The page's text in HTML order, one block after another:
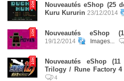
Nouveautés eShop (25
Kuru Kururin 23/12/2014
Nouveautés eShop
19/12/2014 Images...
Nouveautés eShop
Trilogy / Rune Factory 4
4